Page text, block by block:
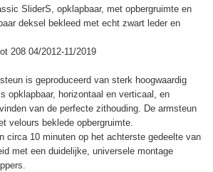
SliderS, opklapbaar, met opbergruimte en
deksel bekleed met echt zwart leder en
208 04/2012-11/2019
is geproduceerd van sterk hoogwaardig
opklapbaar, horizontaal en verticaal, en
van de perfecte zithouding. De armsteun
velours beklede opbergruimte.
circa 10 minuten op het achterste gedeelte van
met een duidelijke, universele montage